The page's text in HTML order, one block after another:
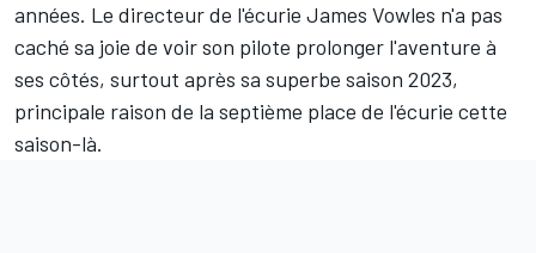
années. Le directeur de l'écurie James Vowles n'a pas
caché sa joie de voir son pilote prolonger l'aventure à
ses côtés, surtout après sa superbe saison 2023,
principale raison de la septième place de l'écurie cette
saison-là.